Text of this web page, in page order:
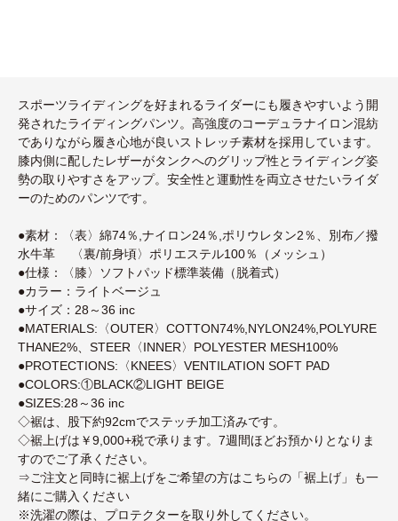
スポーツライディングを好まれるライダーにも履きやすいよう開
発されたライディングパンツ。高強度のコーデュラナイロン混紡
でありながら履き心地が良いストレッチ素材を採用しています。
膝内側に配したレザーがタンクへのグリップ性とライディング姿
勢の取りやすさをアップ。安全性と運動性を両立させたいライダ
ーのためのパンツです。
●素材：〈表〉綿74％,ナイロン24％,ポリウレタン2％、別布／撥
水牛革 〈裏/前身頃〉ポリエステル100％（メッシュ）
●仕様：〈膝〉ソフトパッド標準装備（脱着式）
●カラー：ライトベージュ
●サイズ：28～36 inc
●MATERIALS:〈OUTER〉COTTON74%,NYLON24%,POLYURE
THANE2%、STEER〈INNER〉POLYESTER MESH100%
●PROTECTIONS:〈KNEES〉VENTILATION SOFT PAD
●COLORS:①BLACK②LIGHT BEIGE
●SIZES:28～36 inc
◇裾は、股下約92cmでステッチ加工済みです。
◇裾上げは￥9,000+税で承ります。7週間ほどお預かりとなりま
すのでご了承ください。
⇒ご注文と同時に裾上げをご希望の方はこちらの「裾上げ」も一
緒にご購入ください
※洗濯の際は、プロテクターを取り外してください。